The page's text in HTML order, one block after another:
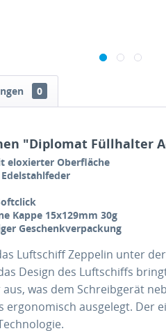
0
"Diplomat Füllhalter
eloxierter Oberfläche
Edelstahlfeder
Kappe 15x129mm 30g
Geschenkverpackung
Luftschiff Zeppelin unter
Design des Luftschiffs
was dem Schreibgerät
ergonomisch ausgelegt. Der